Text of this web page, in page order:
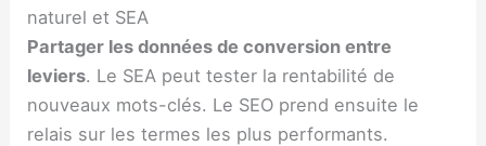
naturel et SEA
Partager les données de conversion entre
leviers. Le SEA peut tester la rentabilité de
nouveaux mots-clés. Le SEO prend ensuite le
relais sur les termes les plus performants.